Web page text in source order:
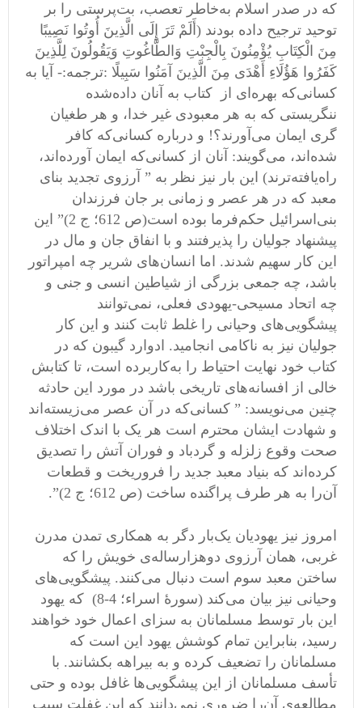
که در صدر اسلام به‌خاطر تعصب، بت‌پرستی را بر
توحید ترجیح داده بودند (أَلَمْ تَرَ إِلَى الَّذِينَ أُوتُوا نَصِيبًا
مِنَ الْكِتَابِ يُؤْمِنُونَ بِالْجِبْتِ وَالطَّاغُوتِ وَيَقُولُونَ لِلَّذِينَ
كَفَرُوا هَؤُلَاءِ أَهْدَى مِنَ الَّذِينَ آمَنُوا سَبِيلًا :ترجمه:- آیا به
کسانی‌که بهره‌ای از کتاب به آنان داده‌شده
ننگریستی که به هر معبودی غیر خدا، و هر طغیان
گری ایمان می‌آورند؟! و درباره کسانی‌که کافر
شده‌اند، می‌گویند: آنان از کسانی‌که ایمان آورده‌اند،
راه‌یافته‌ترند) این بار نیز نظر به ” آرزوی تجدید بنای
معبد که در هر عصر و زمانی بر جان فرزندان
بنی‌اسرائیل حکم‌فرما بوده است(ص 612؛ ج 2)” این
پیشنهاد جولیان را پذیرفتند و با انفاق جان و مال در
این کار سهیم شدند. اما انسان‌های شریر چه امپراتور
باشد، چه جمعی بزرگی از شیاطین انسی و جنی و
چه اتحاد مسیحی-یهودی فعلی، نمی‌توانند
پیشگویی‌های وحیانی را غلط ثابت کنند و این کار
جولیان نیز به ناکامی انجامید. ادوارد گیبون که در
کتاب خود نهایت احتیاط را به‌کاربرده است، تا کتابش
خالی از افسانه‌های تاریخی باشد در مورد این حادثه
چنین می‌نویسد: ” کسانی‌که در آن عصر می‌زیسته‌اند
و شهادت ایشان محترم است هر یک با اندک اختلاف
صحت وقوع زلزله و گردباد و فوران آتش را تصدیق
کرده‌اند که بنیاد معبد جدید را فروریخت و قطعات
آن‌را به هر طرف پراگنده ساخت (ص 612؛ ج 2)”.
امروز نیز یهودیان یک‌بار دگر به همکاری تمدن مدرن
غربی، همان آرزوی دوهزارساله‌ی خویش را که
ساختن معبد سوم است دنبال می‌کنند. پیشگویی‌های
وحیانی نیز بیان می‌کند (سورۀ اسراء؛ 4-8) که یهود
این بار توسط مسلمانان به سزای اعمال خود خواهند
رسید، بنابراین تمام کوشش یهود این است که
مسلمانان را تضعیف کرده و به بیراهه بکشانند. با
تأسف مسلمانان از این پیشگویی‌ها غافل بوده و حتی
مطالعه‌ی آن‌را ضروری نمی‌دانند که این غفلت سبب